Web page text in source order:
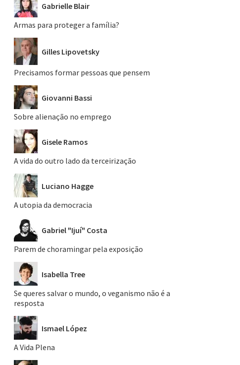
Gabrielle Blair
Armas para proteger a família?
Gilles Lipovetsky
Precisamos formar pessoas que pensem
Giovanni Bassi
Sobre alienação no emprego
Gisele Ramos
A vida do outro lado da terceirização
Luciano Hagge
A utopia da democracia
Gabriel "Ijuí" Costa
Parem de choramingar pela exposição
Isabella Tree
Se queres salvar o mundo, o veganismo não é a
resposta
Ismael López
A Vida Plena